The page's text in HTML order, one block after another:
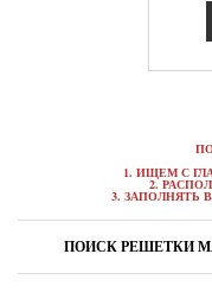
1. ИЩЕМ С
2.
3. ЗАПОЛНЯТЬ
ПОИСК РЕШЕТКИ